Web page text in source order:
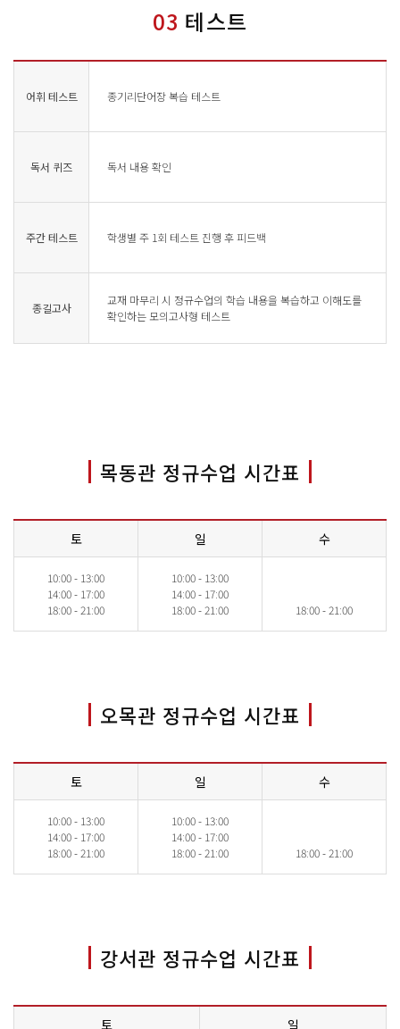
03 테스트
어휘 테스트 종기리단어장 복습 테스트
독서 퀴즈 독서 내용 확인
주간 테스트 학생별 주 1회 테스트 진행 후 피드백
종길고사
교재 마무리 시 정규수업의 학습 내용을 복습하고 이해도를
확인하는 모의고사형 테스트
목동관 정규수업 시간표
토 일 수
10:00 - 13:00
14:00 - 17:00
18:00 - 21:00
10:00 - 13:00
14:00 - 17:00
18:00 - 21:00
18:00 - 21:00
오목관 정규수업 시간표
토 일 수
10:00 - 13:00
14:00 - 17:00
18:00 - 21:00
10:00 - 13:00
14:00 - 17:00
18:00 - 21:00
18:00 - 21:00
강서관 정규수업 시간표
토 일